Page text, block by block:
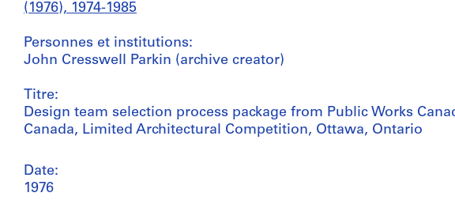
(1976), 1974-1985
Personnes et institutions:
John Cresswell Parkin (archive creator)
Titre:
Design team selection process package from Public Works
Canada, Limited Architectural Competition, Ottawa, Ontario
Date:
1976